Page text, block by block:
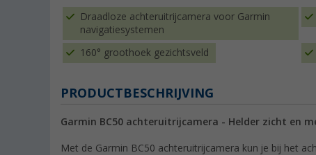
Draadloze achteruitrijcamera voor Garmin
navigatiesystemen
160° groothoek gezichtsveld
PRODUCTBESCHRIJVING
Garmin BC50 achteruitrijcamera - Helder zicht en
Met de Garmin BC50 achteruitrijcamera kun je bij het